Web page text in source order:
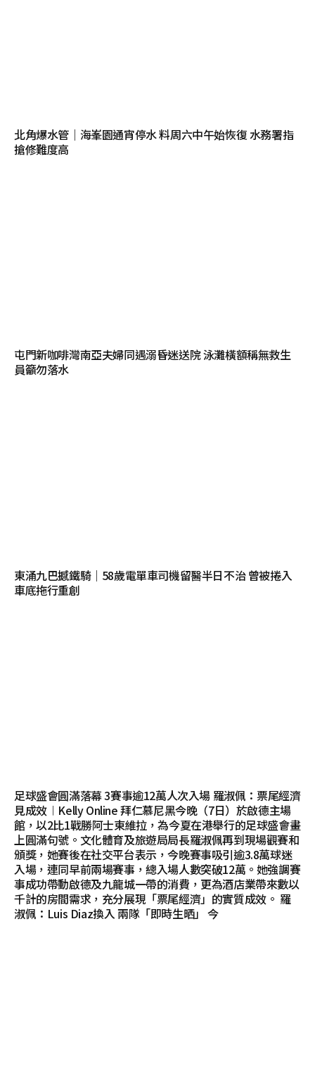
北角爆水管｜海峯園通宵停水 料周六中午始恢復 水務署指
搶修難度高
屯門新咖啡灣南亞夫婦同遇溺昏迷送院 泳灘橫額稱無救生
員籲勿落水
東涌九巴撼鐵騎｜58歲電單車司機留醫半日不治 曾被捲入
車底拖行重創
足球盛會圓滿落幕 3賽事逾12萬人次入場 羅淑佩：票尾經濟
見成效︱Kelly Online 拜仁慕尼黑今晚（7日）於啟德主場
館，以2比1戰勝阿士東維拉，為今夏在港舉行的足球盛會畫
上圓滿句號。文化體育及旅遊局局長羅淑佩再到現場觀賽和
頒獎，她賽後在社交平台表示，今晚賽事吸引逾3.8萬球迷
入場，連同早前兩場賽事，總入場人數突破12萬。她強調賽
事成功帶動啟德及九龍城一帶的消費，更為酒店業帶來數以
千計的房間需求，充分展現「票尾經濟」的實質成效。 羅
淑佩：Luis Diaz換入 兩隊「即時生晒」 今